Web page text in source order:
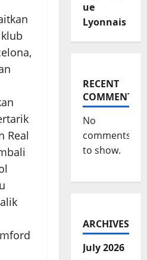
Real
ue
Lyonnais
RECENT
COMMENTS
No
comments
to show.
ARCHIVES
July 2026